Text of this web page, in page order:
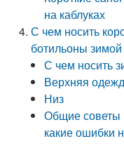
на каблуках
С чем носить
ботильоны зимой
С чем носить
Верхняя
Низ
Общие советы
какие ошибки